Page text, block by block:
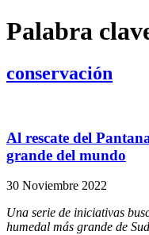
Palabra
conservación
Al rescate del
grande del mundo
30 Noviembre 2022
Una serie de iniciativas
humedal más grande de